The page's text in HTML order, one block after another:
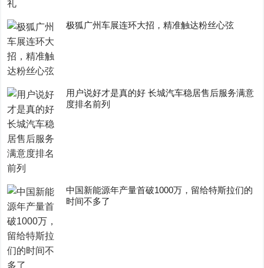
极狐广州车展连环大招，精准触达粉丝心弦
用户说好才是真的好 长城汽车稳居售后服务满意
度排名前列
中国新能源年产量首破1000万，留给特斯拉们的
时间不多了